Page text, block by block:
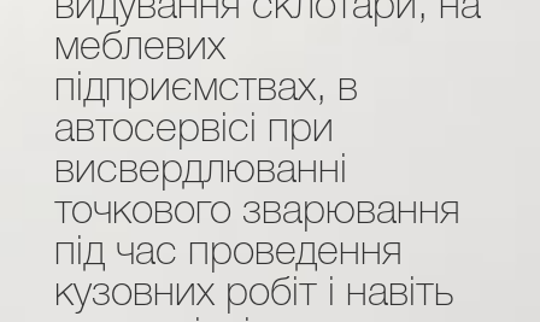
видування склотари, на
меблевих
підприємствах, в
автосервісі при
висвердлюванні
точкового зварювання
під час проведення
кузовних робіт і навіть